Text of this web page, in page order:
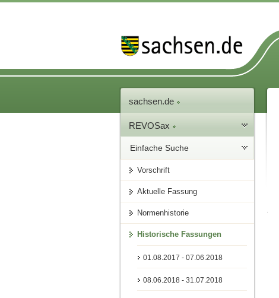
sachsen.de
REVOSax
Einfache Suche
Vorschrift
Aktuelle Fassung
Normenhistorie
Historische Fassungen
01.08.2017 - 07.06.2018
08.06.2018 - 31.07.2018